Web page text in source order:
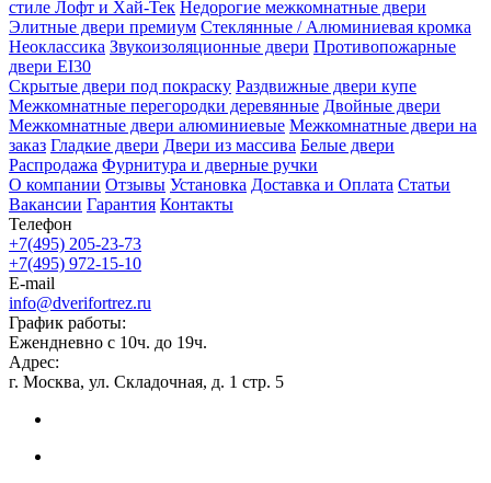
стиле Лофт и Хай-Тек Недорогие межкомнатные двери
Элитные двери премиум Стеклянные / Алюминиевая кромка
Неоклассика Звукоизоляционные двери Противопожарные
двери EI30
Скрытые двери под покраску Раздвижные двери купе
Межкомнатные перегородки деревянные Двойные двери
Межкомнатные двери алюминиевые Межкомнатные двери на
заказ Гладкие двери Двери из массива Белые двери
Распродажа Фурнитура и дверные ручки
О компании Отзывы Установка Доставка и Оплата Статьи
Вакансии Гарантия Контакты
Телефон
+7(495) 205-23-73
+7(495) 972-15-10
E-mail
info@dverifortrez.ru
График работы:
Ежендневно с 10ч. до 19ч.
Адрес:
г. Москва, ул. Складочная, д. 1 стр. 5